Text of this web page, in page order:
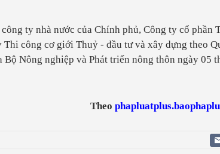
công ty nhà nước của Chính phủ, Công ty cổ phần
Thi công cơ giới Thuỷ - đầu tư và xây dựng theo
Nông nghiệp và Phát triển nông thôn ngày 05
Theo